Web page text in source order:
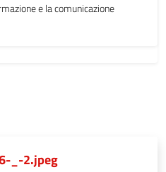
e la comunicazione
_-2.jpeg